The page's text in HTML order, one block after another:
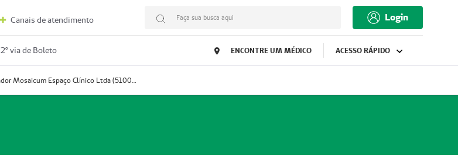
Canais de atendimento Faça sua busca aqui Login
2º via de Boleto ENCONTRE UM MÉDICO ACESSO RÁPIDO
Prestador Mosaicum Espaço Clínico Ltda (51004352-0)